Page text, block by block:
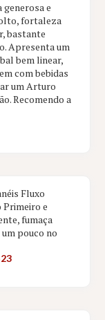
e
fortaleza
bastante
Apresenta um
bem linear,
com bebidas
um Arturo
Recomendo a
Fluxo
Primeiro e
fumaça
pouco no